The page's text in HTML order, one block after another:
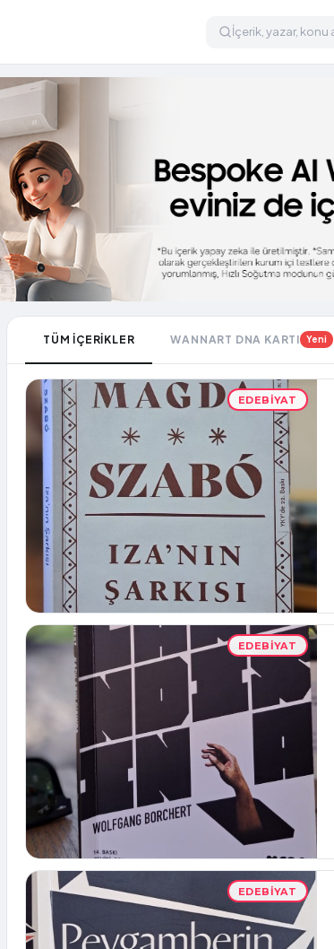
TÜM İÇERİKLER WANNART DNA KARTI Yeni
EDEBIYAT
EDEBIYAT
EDEBIYAT